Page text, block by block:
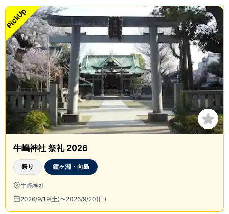
PickUp
牛嶋神社 祭礼 2026
祭り 鐘ヶ淵・向島
牛嶋神社
2026/9/19(土)〜2026/9/20(日)